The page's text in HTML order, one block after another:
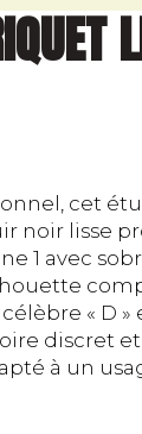
cet
noir lisse
1 avec
« D »
discret et
à un